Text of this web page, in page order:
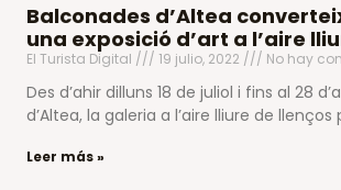
Balconades d’Altea
una exposició d’art a l’aire
El Turista Digital 19 julio, 2022 No hay
Des d’ahir dilluns 18 de juliol i fins al 28
d’Altea, la galeria a l’aire lliure de llenços
Leer más »